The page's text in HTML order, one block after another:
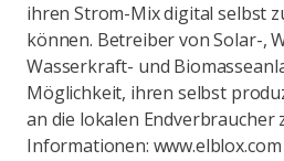
ihren Strom-Mix digital selbst
können. Betreiber von Solar-,
Wasserkraft- und
Möglichkeit, ihren selbst
an die lokalen Endverbraucher
Informationen: www.elblox.com